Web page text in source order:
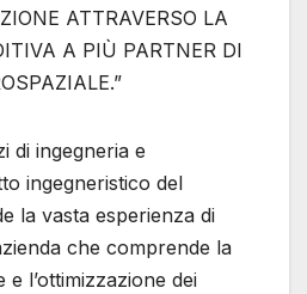
ATTRAVERSO LA
A PIÙ PARTNER DI
di ingegneria e
ingegneristico del
la vasta esperienza di
che comprende la
l’ottimizzazione dei